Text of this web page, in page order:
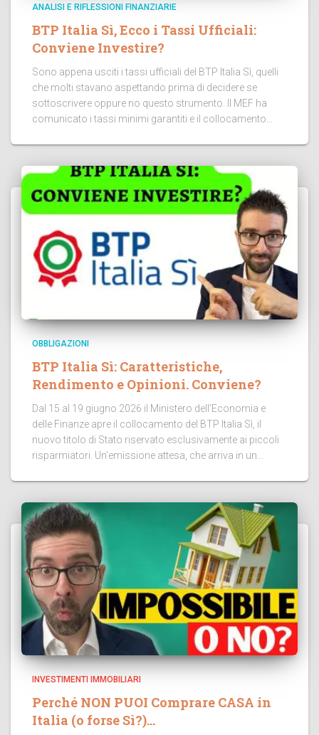
ANALISI E RIFLESSIONI FINANZIARIE
BTP Italia Sì, Ecco i Tassi Ufficiali:
Conviene Investire?
Sono appena usciti i tassi ufficiali del BTP Italia Sì, quelli
che molti stavano aspettando prima di decidere se
sottoscrivere oppure no questo strumento. Il MEF ha
comunicato i tassi minimi garantiti e il collocamento...
OBBLIGAZIONI
BTP Italia Sì: Caratteristiche,
Rendimento e Opinioni. Conviene?
Dal 15 al 19 giugno 2026 il Ministero dell’Economia e
delle Finanze apre il collocamento del BTP Italia Sì, il
nuovo titolo di Stato riservato esclusivamente ai piccoli
risparmiatori. Un’emissione attesa, che arriva in un...
INVESTIMENTI IMMOBILIARI
Perché NON PUOI Comprare CASA in
Italia (o forse Sì?)…